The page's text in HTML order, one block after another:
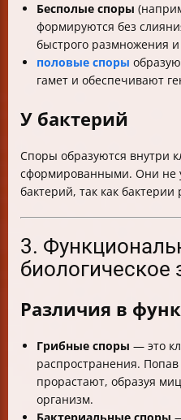
Бесполые споры
формируются без
быстрого размножения
половые споры
гамет и обеспечивают
У бактерий
Споры образуются внутри
сформированными. Они не
бактерий, так как
3.
биологическое
Различия в
Грибные споры — это
распространения.
прорастают, образуя
организм.
Бактериальные споры